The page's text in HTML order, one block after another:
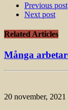
Previous post
Next post
Related Articles
Många
20 november, 2021